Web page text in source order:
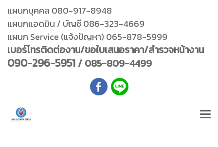
แผนกบุคคล 080-917-8948
แผนกแอดมิน / บัญชี 086-323-4669
แผนก Service (แจ้งปัญหา) 065-878-5999
เบอร์โทรติดต่องาน/ขอใบเสนอราคา/สำรวจหน้างาน
090-296-5951 / 085-809-4499